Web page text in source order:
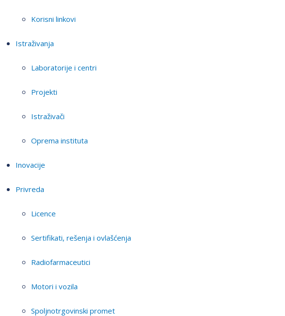
Korisni linkovi
Istraživanja
Laboratorije i centri
Projekti
Istraživači
Oprema instituta
Inovacije
Privreda
Licence
Sertifikati, rešenja i ovlašćenja
Radiofarmaceutici
Motori i vozila
Spoljnotrgovinski promet